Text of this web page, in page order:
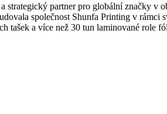
partner pro globální značky v
společnost Shunfa Printing v rámci
tašek a více než 30 tun laminované role